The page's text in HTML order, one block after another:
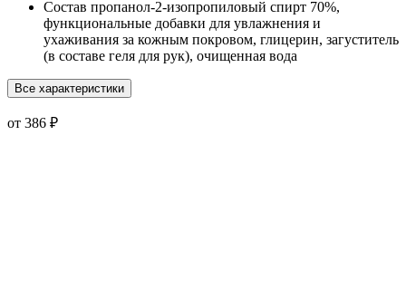
Состав пропанол-2-изопропиловый спирт 70%,
функциональные добавки для увлажнения и
ухаживания за кожным покровом, глицерин, загуститель
(в составе геля для рук), очищенная вода
Все характеристики
от 386 ₽